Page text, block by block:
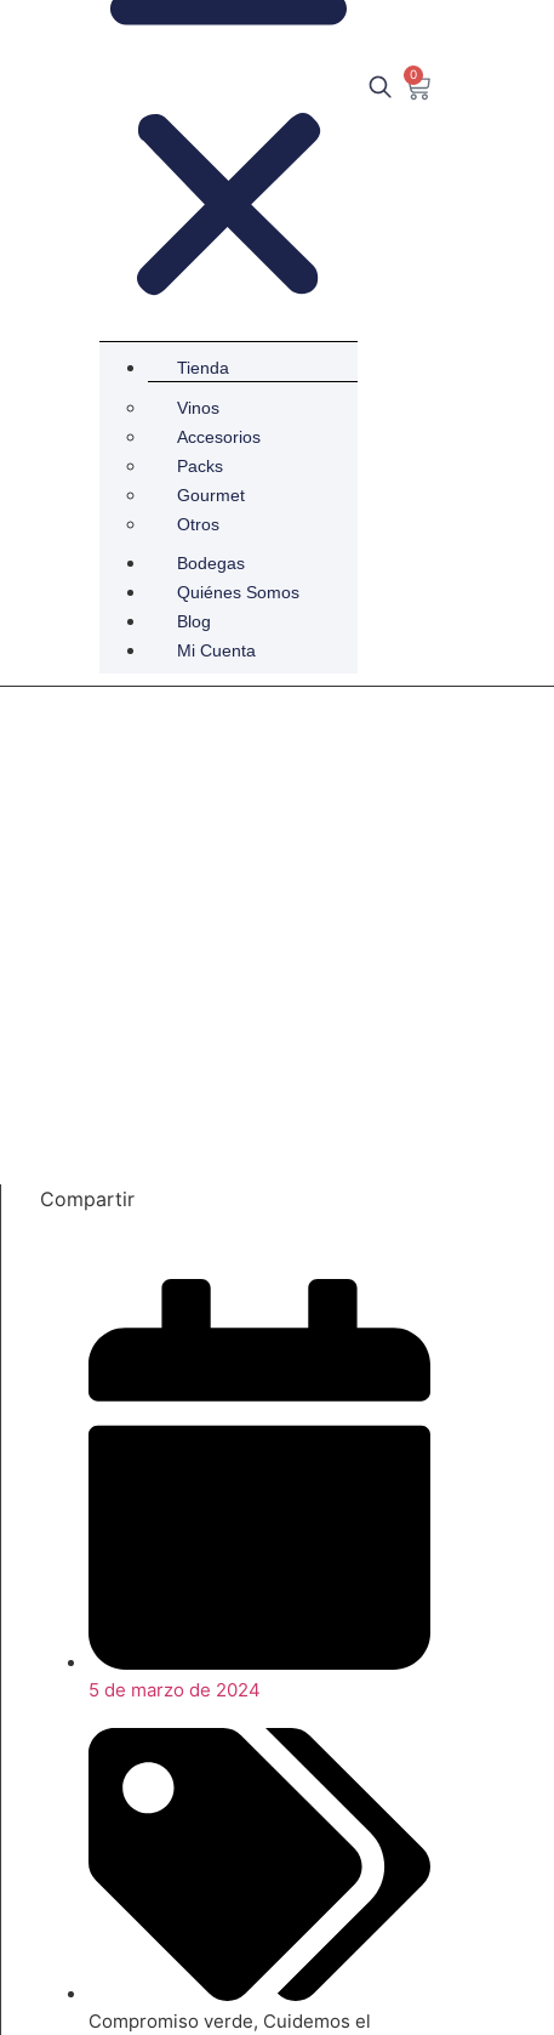
0
Tienda
Vinos
Accesorios
Packs
Gourmet
Otros
Bodegas
Quiénes Somos
Blog
Mi Cuenta
Compartir
5 de marzo de 2024
Compromiso verde, Cuidemos el